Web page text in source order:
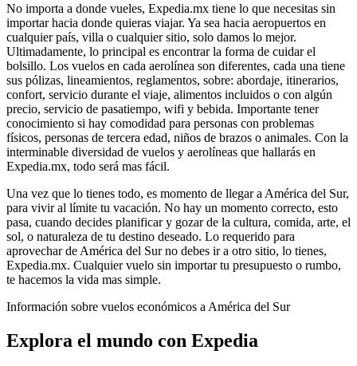
No importa a donde vueles, Expedia.mx tiene lo que necesitas sin
importar hacia donde quieras viajar. Ya sea hacia aeropuertos en
cualquier país, villa o cualquier sitio, solo damos lo mejor.
Ultimadamente, lo principal es encontrar la forma de cuidar el
bolsillo. Los vuelos en cada aerolínea son diferentes, cada una tiene
sus pólizas, lineamientos, reglamentos, sobre: abordaje, itinerarios,
confort, servicio durante el viaje, alimentos incluidos o con algún
precio, servicio de pasatiempo, wifi y bebida. Importante tener
conocimiento si hay comodidad para personas con problemas
físicos, personas de tercera edad, niños de brazos o animales. Con la
interminable diversidad de vuelos y aerolíneas que hallarás en
Expedia.mx, todo será mas fácil.
Una vez que lo tienes todo, es momento de llegar a América del Sur,
para vivir al límite tu vacación. No hay un momento correcto, esto
pasa, cuando decides planificar y gozar de la cultura, comida, arte, el
sol, o naturaleza de tu destino deseado. Lo requerido para
aprovechar de América del Sur no debes ir a otro sitio, lo tienes,
Expedia.mx. Cualquier vuelo sin importar tu presupuesto o rumbo,
te hacemos la vida mas simple.
Información sobre vuelos económicos a América del Sur
Explora el mundo con Expedia